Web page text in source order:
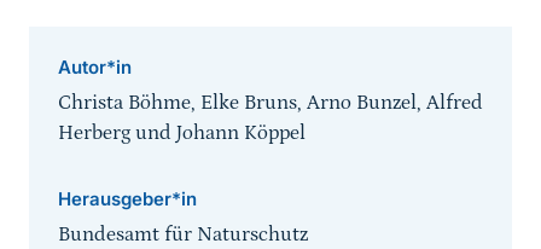
Autor*in
Christa Böhme, Elke Bruns, Arno Bunzel, Alfred
Herberg und Johann Köppel
Herausgeber*in
Bundesamt für Naturschutz